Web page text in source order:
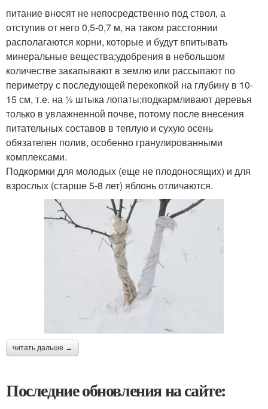
питание вносят не непосредственно под ствол, а
отступив от него 0,5-0,7 м, на таком расстоянии
располагаются корни, которые и будут впитывать
минеральные вещества;удобрения в небольшом
количестве закапывают в землю или рассыпают по
периметру с последующей перекопкой на глубину в 10-
15 см, т.е. на ½ штыка лопаты;подкармливают деревья
только в увлажненной почве, потому после внесения
питательных составов в теплую и сухую осень
обязателен полив, особенно гранулированными
комплексами.
Подкормки для молодых (еще не плодоносящих) и для
взрослых (старше 5-8 лет) яблонь отличаются.
читать дальше →
Последние обновления на сайте: